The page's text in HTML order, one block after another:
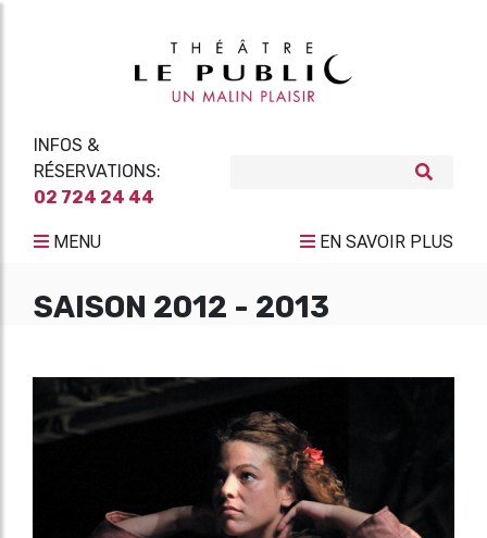
INFOS &
RÉSERVATIONS:
02 724 24 44
MENU EN SAVOIR PLUS
SAISON 2012 - 2013